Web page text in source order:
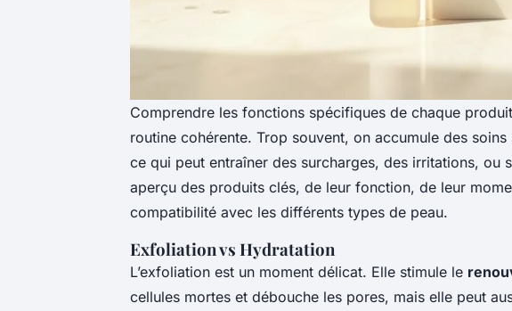
Comprendre les fonctions spécifiques de chaque
routine cohérente. Trop souvent, on accumule des
ce qui peut entraîner des surcharges, des irritations, ou
aperçu des produits clés, de leur fonction, de leur
compatibilité avec les différents types de peau.
Exfoliation vs Hydratation
L’exfoliation est un moment délicat. Elle stimule le
cellules mortes et débouche les pores, mais elle peut